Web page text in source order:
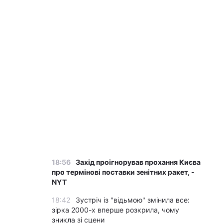
18:56 Захід проігнорував прохання Києва
про термінові поставки зенітних ракет, -
NYT
18:42
Зустріч із "відьмою" змінила все:
зірка 2000-х вперше розкрила, чому
зникла зі сцени